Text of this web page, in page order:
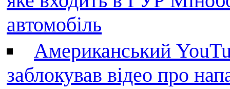
автомобіль
Американський
заблокував відео про